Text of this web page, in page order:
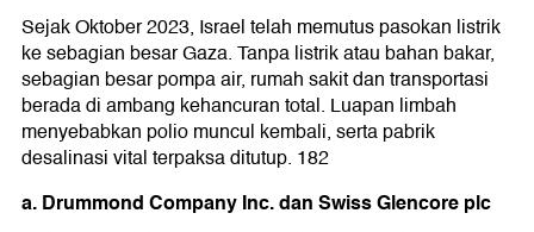
Sejak Oktober 2023, Israel telah memutus pasokan listrik
ke sebagian besar Gaza. Tanpa listrik atau bahan bakar,
sebagian besar pompa air, rumah sakit dan transportasi
berada di ambang kehancuran total. Luapan limbah
menyebabkan polio muncul kembali, serta pabrik
desalinasi vital terpaksa ditutup. 182
a. Drummond Company Inc. dan Swiss Glencore plc